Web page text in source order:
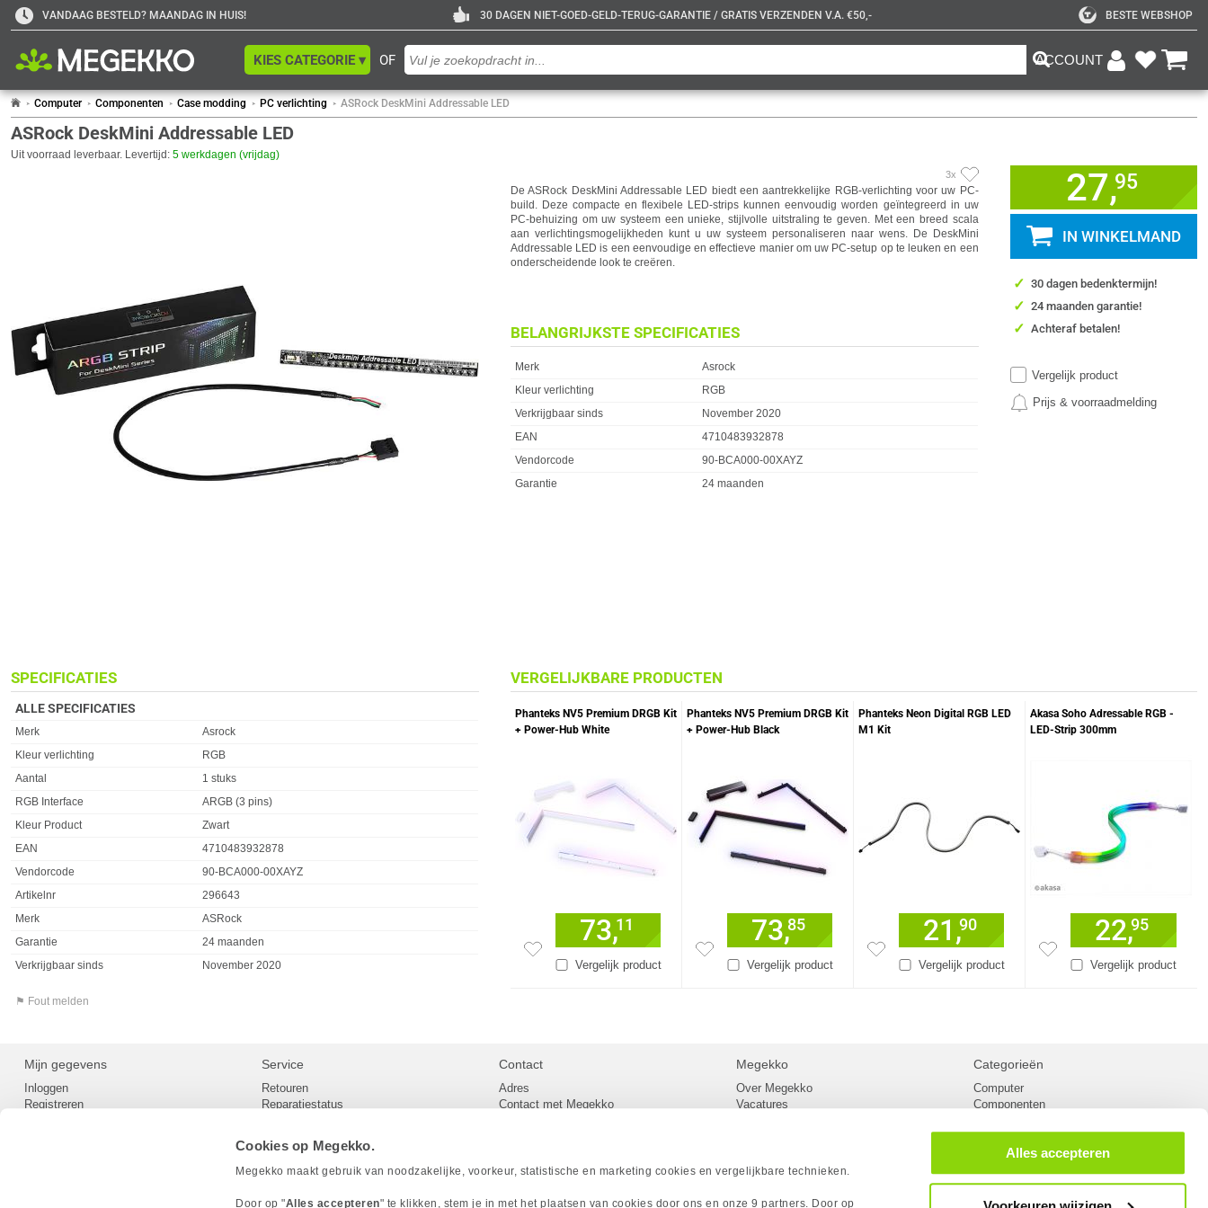
Cookies op Megekko.
Megekko maakt gebruik van noodzakelijke, voorkeur, statistische en marketing cookies en vergelijkbare technieken.
Door op "Alles accepteren" te klikken, stem je in met het plaatsen van cookies door ons en onze 9 partners. Door op
Alles accepteren
VANDAAG BESTELD? MAANDAG IN HUIS! 30 DAGEN NIET-GOED-GELD-TERUG-GARANTIE / GRATIS VERZENDEN V.A. €50,- BESTE WEBSHOP
OF
KIES CATEGORIE ▾ ACCOUNT
Computer Componenten Case modding PC verlichting ASRock DeskMini Addressable LED
ASRock DeskMini Addressable LED
Uit voorraad leverbaar. Levertijd: 5 werkdagen (vrijdag)
3x
De ASRock DeskMini Addressable LED biedt een aantrekkelijke RGB-verlichting voor uw PC-
build. Deze compacte en flexibele LED-strips kunnen eenvoudig worden geïntegreerd in uw
PC-behuizing om uw systeem een unieke, stijlvolle uitstraling te geven. Met een breed scala
aan verlichtingsmogelijkheden kunt u uw systeem personaliseren naar wens. De DeskMini
Addressable LED is een eenvoudige en effectieve manier om uw PC-setup op te leuken en een
onderscheidende look te creëren.
BELANGRIJKSTE SPECIFICATIES
Eigenschap
Merk
Asrock
Kleur verlichting
RGB
Verkrijgbaar sinds
November 2020
EAN
4710483932878
Vendorcode
90-BCA000-00XAYZ
Garantie
24 maanden
27,95
IN WINKELMAND
✓ 30 dagen bedenktermijn!
✓ 24 maanden garantie!
✓ Achteraf betalen!
Vergelijk product
Prijs & voorraadmelding
SPECIFICATIES
ALLE SPECIFICATIES
Merk
Asrock
Kleur verlichting
RGB
Aantal
1 stuks
RGB Interface
ARGB (3 pins)
Kleur Product
Zwart
EAN
4710483932878
Vendorcode
90-BCA000-00XAYZ
Artikelnr
296643
Merk
ASRock
Garantie
24 maanden
Verkrijgbaar sinds
November 2020
⚑ Fout melden
VERGELIJKBARE PRODUCTEN
Phanteks NV5 Premium DRGB Kit
+ Power-Hub White
Vergelijk product
73,11
Phanteks NV5 Premium DRGB Kit
+ Power-Hub Black
Vergelijk product
73,85
Phanteks Neon Digital RGB LED
M1 Kit
Vergelijk product
21,90
Akasa Soho Adressable RGB -
LED-Strip 300mm
Vergelijk product
22,95
Mijn gegevens
Inloggen
Registreren
Service
Retouren
Reparatiestatus
Herroepingsrecht
Betaalmethoden
Megekko builds
Contact
Adres
Contact met Megekko
Megekko
Over Megekko
Vacatures
Sitemap
Acties
Categorieën
Computer
Componenten
Kabels
Netwerk
Gaming laptops
PC Systemen